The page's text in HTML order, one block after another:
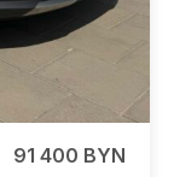
91 400 BYN